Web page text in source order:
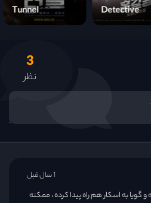
Detective
Tunnel
3
نظر
به اسکار هم راه پیدا کرده ، ممکنه
1 سال قبل